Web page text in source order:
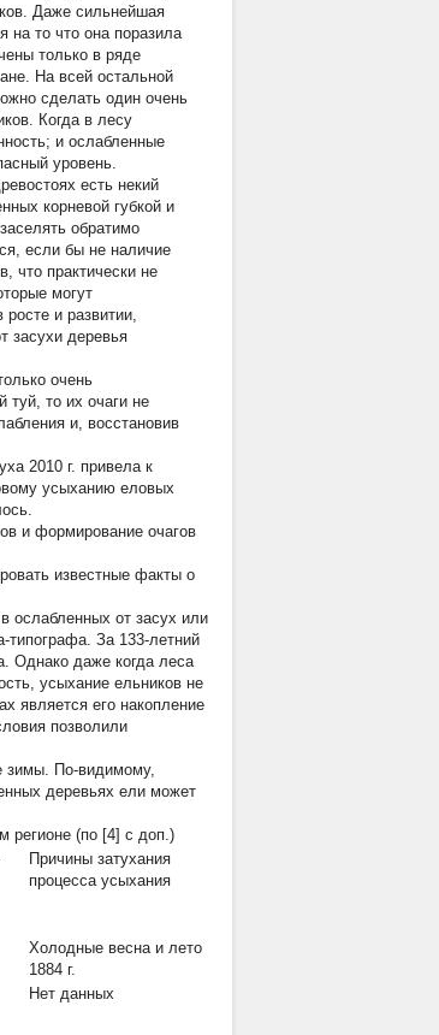
Даже сильнейшая
на то что она поразила
только в ряде
На всей остальной
сделать один очень
Когда в лесу
и ослабленные
уровень.
есть некий
корневой губкой и
обратимо
если бы не наличие
что практически не
могут
и развитии,
засухи деревья
очень
туй, то их очаги не
и, восстановив
2010 г. привела к
усыханию еловых
и формирование очагов
известные факты о
ослабленных от засух или
типографа. За 133-летний
Однако даже когда леса
усыхание ельников не
является его накопление
позволили
зимы. По-видимому,
деревьях ели может
регионе (по [4] с доп.)
Причины затухания
процесса усыхания
Холодные весна и лето
1884 г.
Нет данных